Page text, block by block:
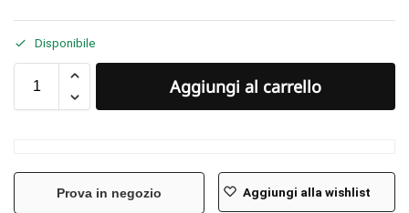
Disponibile
Aggiungi al carrello
Prova in negozio Aggiungi alla wishlist